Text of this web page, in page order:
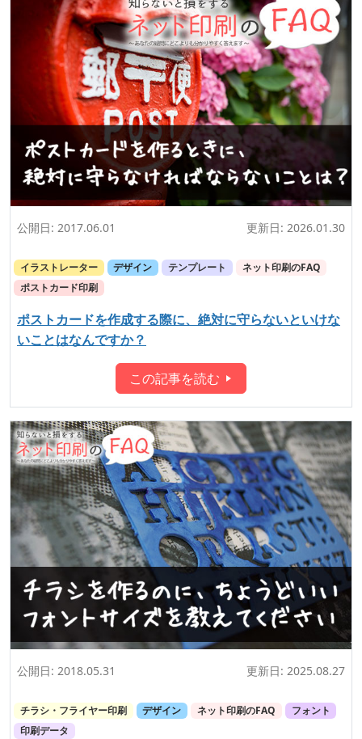
公開日: 2017.06.01 更新日: 2026.01.30
イラストレーター デザイン テンプレート
ネット印刷のFAQ
ポストカード印刷
ポストカードを作成する際に、絶対に守らないといけな
いことはなんですか？
この記事を読む
公開日: 2018.05.31 更新日: 2025.08.27
チラシ・フライヤー印刷 デザイン ネット印刷のFAQ
フォント
印刷データ